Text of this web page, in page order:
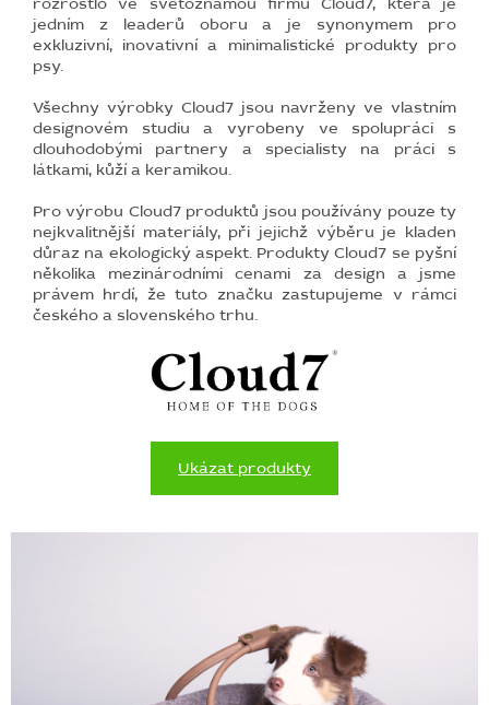
jedním z leaderů oboru a je synonymem pro
exkluzivní, inovativní a minimalistické produkty pro
psy.
Všechny výrobky Cloud7 jsou navrženy ve vlastním
designovém studiu a vyrobeny ve spolupráci s
dlouhodobými partnery a specialisty na práci s
látkami, kůží a keramikou.
Pro výrobu Cloud7 produktů jsou používány pouze ty
nejkvalitnější materiály, při jejichž výběru je kladen
důraz na ekologický aspekt. Produkty Cloud7 se pyšní
několika mezinárodními cenami za design a jsme
právem hrdí, že tuto značku zastupujeme v rámci
českého a slovenského trhu.
Ukázat produkty